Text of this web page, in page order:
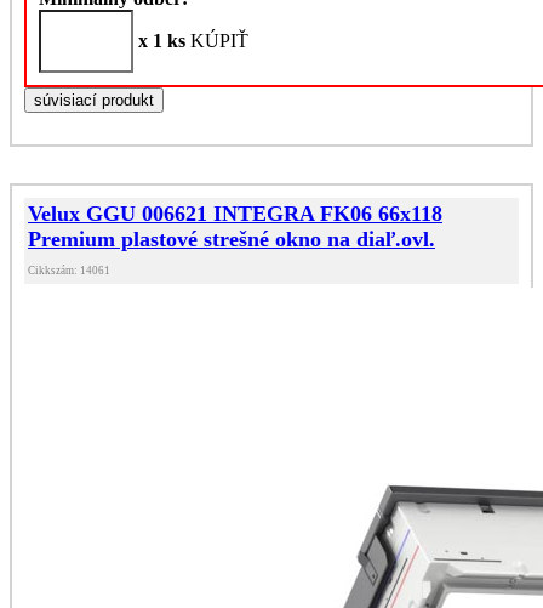
x 1 ks KÚPIŤ
súvisiací produkt
Velux GGU 006621 INTEGRA FK06 66x118
Premium plastové strešné okno na diaľ.ovl.
Cikkszám: 14061